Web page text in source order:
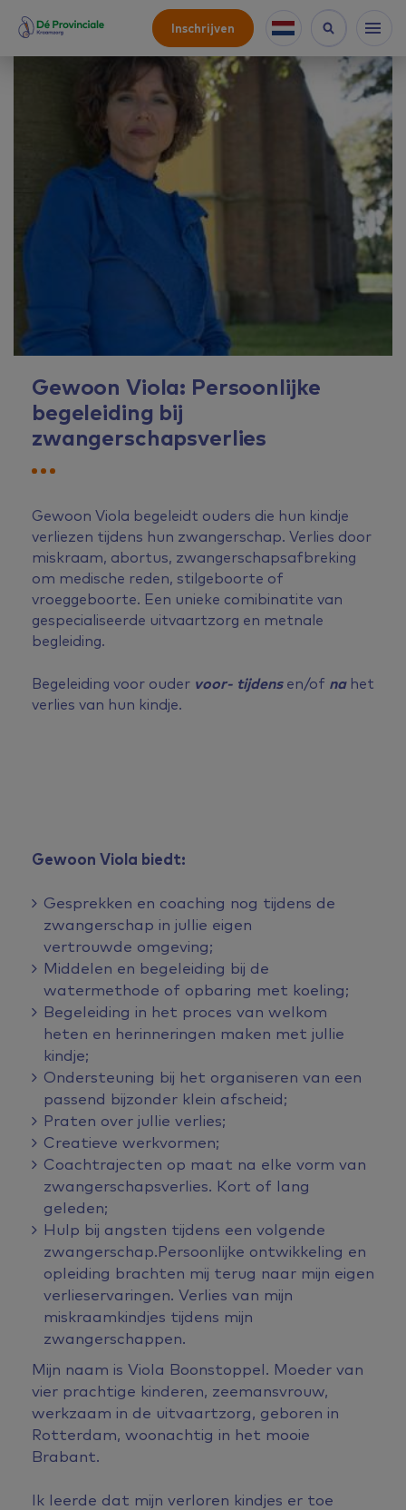
Inschrijven
Gewoon Viola: Persoonlijke
begeleiding bij
zwangerschapsverlies
Gewoon Viola begeleidt ouders die hun kindje
verliezen tijdens hun zwangerschap. Verlies door
miskraam, abortus, zwangerschapsafbreking
om medische reden, stilgeboorte of
vroeggeboorte. Een unieke comibinatite van
gespecialiseerde uitvaartzorg en metnale
begleiding.
Begeleiding voor ouder voor- tijdensen/of nahet
verlies van hun kindje.
Gewoon Viola biedt:
Gesprekken en coaching nog tijdens de
zwangerschap in jullie eigen
vertrouwde omgeving;
Middelen en begeleiding bij de
watermethode of opbaring met koeling;
Begeleiding in het proces van welkom
heten en herinneringen maken met jullie
kindje;
Ondersteuning bij het organiseren van een
passend bijzonder klein afscheid;
Praten over jullie verlies;
Creatieve werkvormen;
Coachtrajecten op maat na elke vorm van
zwangerschapsverlies. Kort of lang
geleden;
Hulp bij angsten tijdens een volgende
zwangerschap.Persoonlijke ontwikkeling en
opleiding brachten mij terug naar mijn eigen
verlieservaringen. Verlies van mijn
miskraamkindjes tijdens mijn
zwangerschappen.
Mijn naam is Viola Boonstoppel. Moeder van
vier prachtige kinderen, zeemansvrouw,
werkzaam in de uitvaartzorg, geboren in
Rotterdam, woonachtig in het mooie
Brabant.
Ik leerde dat mijn verloren kindjes er toe